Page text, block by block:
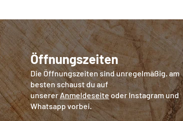
Öffnungszeiten
Die Öffnungszeiten sind unregelmäßig. am
besten schaust du auf
unsererAnmeldeseiteoder Instagram und
Whatsapp vorbei.